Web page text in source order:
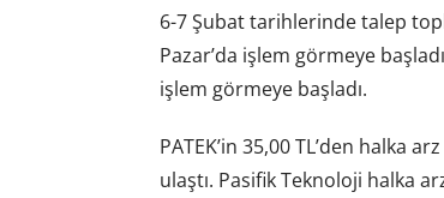
6-7 Şubat tarihlerinde talep
Pazar’da işlem görmeye
işlem görmeye başladı.
PATEK’in 35,00 TL’den halka
ulaştı. Pasifik Teknoloji halka